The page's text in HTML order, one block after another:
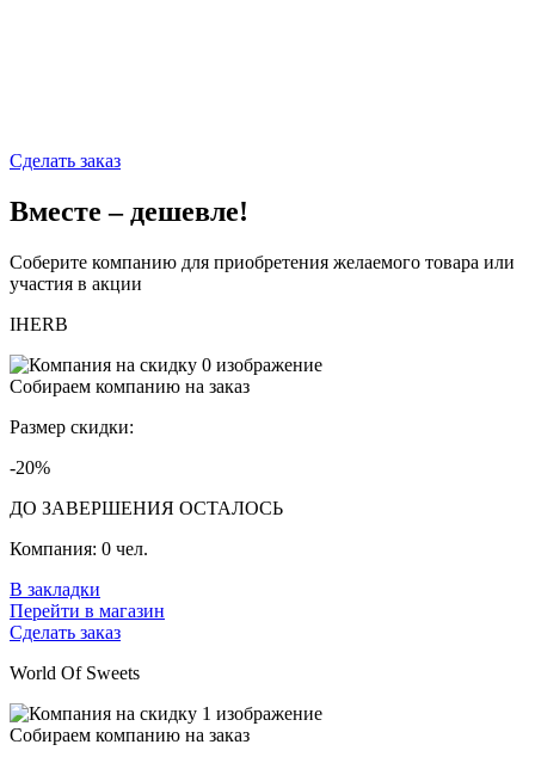
Сделать заказ
Вместе – дешевле!
Соберите компанию для приобретения желаемого товара или
участия в акции
IHERB
Собираем компанию на заказ
Размер скидки:
-20%
ДО ЗАВЕРШЕНИЯ ОСТАЛОСЬ
Компания: 0 чел.
В закладки
Перейти в магазин
Сделать заказ
World Of Sweets
Собираем компанию на заказ